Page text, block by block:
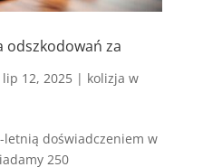
odszkodowań za
lip 12, 2025| kolizja w
letnią doświadczeniem w
250